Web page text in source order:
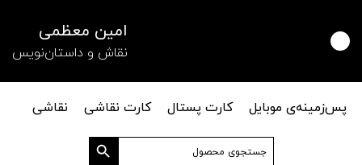
امین معظمی
نقاش و داستان‌نویس
پس‌زمینه‌ی موبایل کارت پستال کارت نقاشی
نقاشی
جستجو
برای:
دکمه جستجو